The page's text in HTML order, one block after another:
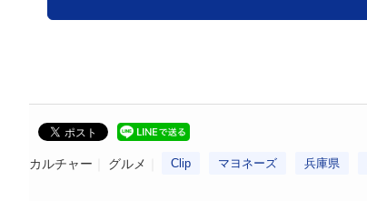
カルチャー グルメ Clip マヨネーズ 兵庫県